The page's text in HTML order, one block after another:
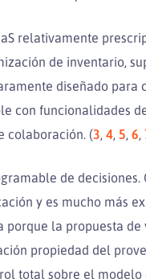
relativamente
de inventario,
diseñado para
con funcionalidades
colaboración. (3, 4, 5, 6,
de
y es mucho más
porque la propuesta
propiedad del
total sobre el modelo